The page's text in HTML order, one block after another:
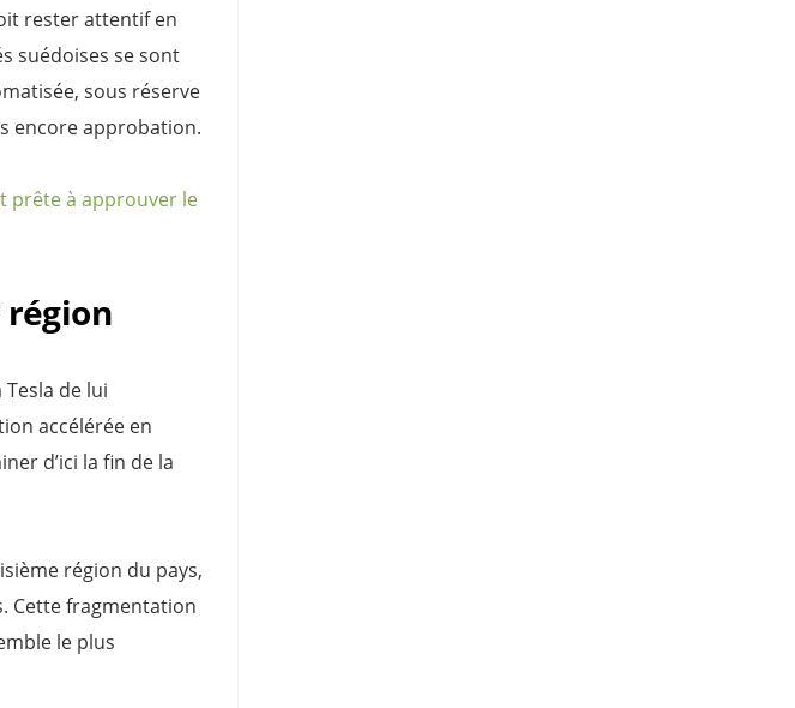
rester attentif en
suédoises se sont
sous réserve
encore approbation.
prête à approuver le
région
de lui
accélérée en
d’ici la fin de la
région du pays,
Cette fragmentation
le plus